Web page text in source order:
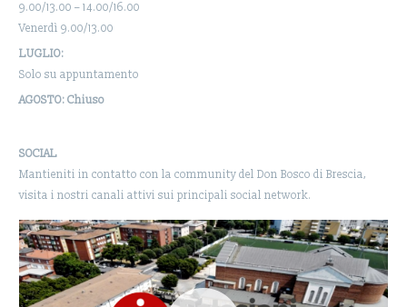
9.00/13.00 – 14.00/16.00
Venerdì 9.00/13.00
LUGLIO:
Solo su appuntamento
AGOSTO: Chiuso
SOCIAL
Mantieniti in contatto con la community del Don Bosco di Brescia,
visita i nostri canali attivi sui principali social network.